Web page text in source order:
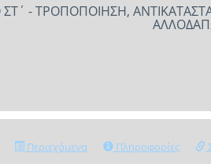
- ΤΡΟΠΟΠΟΙΗΣΗ,
Περιεχόμενα Πληροφορίες